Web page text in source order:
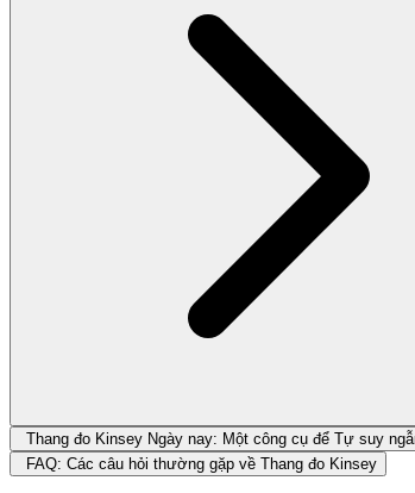
Thang đo Kinsey Ngày nay: Một công cụ để Tự suy
FAQ: Các câu hỏi thường gặp về Thang đo Kinsey